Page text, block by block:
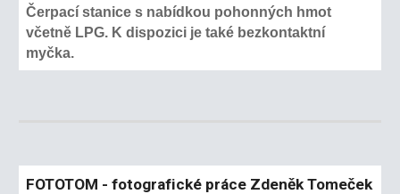
Čerpací stanice s nabídkou pohonných hmot
včetně LPG. K dispozici je také bezkontaktní
myčka.
FOTOTOM - fotografické práce Zdeněk Tomeček